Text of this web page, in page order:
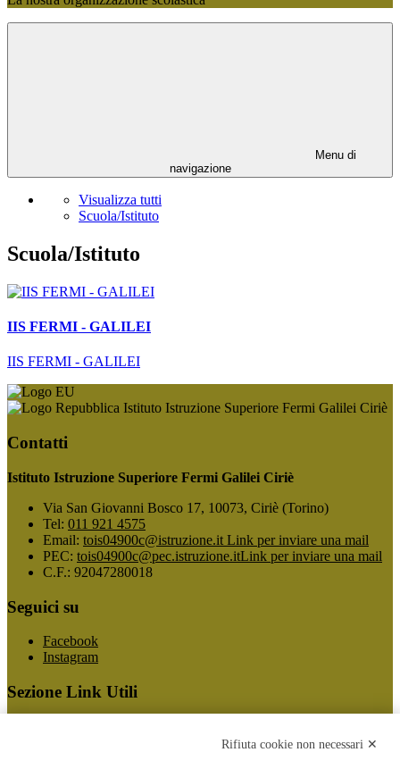
Menu di
navigazione
Visualizza tutti
Scuola/Istituto
Scuola/Istituto
IIS FERMI - GALILEI
IIS FERMI - GALILEI
Istituto Istruzione Superiore Fermi Galilei Ciriè
Contatti
Istituto Istruzione Superiore Fermi Galilei Ciriè
Via San Giovanni Bosco 17, 10073, Ciriè (Torino)
Tel: 011 921 4575
Email: tois04900c@istruzione.it Link per inviare una mail
PEC: tois04900c@pec.istruzione.itLink per inviare una mail
C.F.: 92047280018
Seguici su
Facebook
Instagram
Sezione Link Utili
Rifiuta cookie non necessari ✕